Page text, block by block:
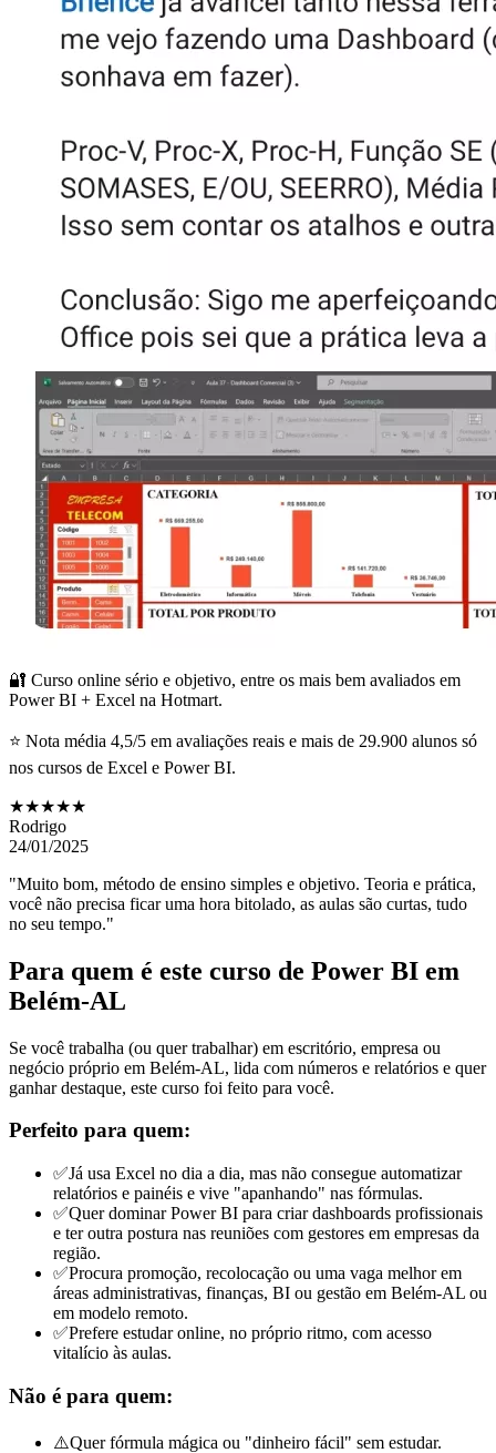
🔐 Curso online sério e objetivo, entre os mais bem avaliados em
Power BI + Excel na Hotmart.
⭐ Nota média 4,5/5 em avaliações reais e mais de 29.900 alunos só
nos cursos de Excel e Power BI.
★★★★★
Rodrigo
24/01/2025
"Muito bom, método de ensino simples e objetivo. Teoria e prática,
você não precisa ficar uma hora bitolado, as aulas são curtas, tudo
no seu tempo."
Para quem é este curso de Power BI em
Belém-AL
Se você trabalha (ou quer trabalhar) em escritório, empresa ou
negócio próprio em Belém-AL, lida com números e relatórios e quer
ganhar destaque, este curso foi feito para você.
Perfeito para quem:
✅Já usa Excel no dia a dia, mas não consegue automatizar
relatórios e painéis e vive "apanhando" nas fórmulas.
✅Quer dominar Power BI para criar dashboards profissionais
e ter outra postura nas reuniões com gestores em empresas da
região.
✅Procura promoção, recolocação ou uma vaga melhor em
áreas administrativas, finanças, BI ou gestão em Belém-AL ou
em modelo remoto.
✅Prefere estudar online, no próprio ritmo, com acesso
vitalício às aulas.
Não é para quem:
⚠️Quer fórmula mágica ou "dinheiro fácil" sem estudar.